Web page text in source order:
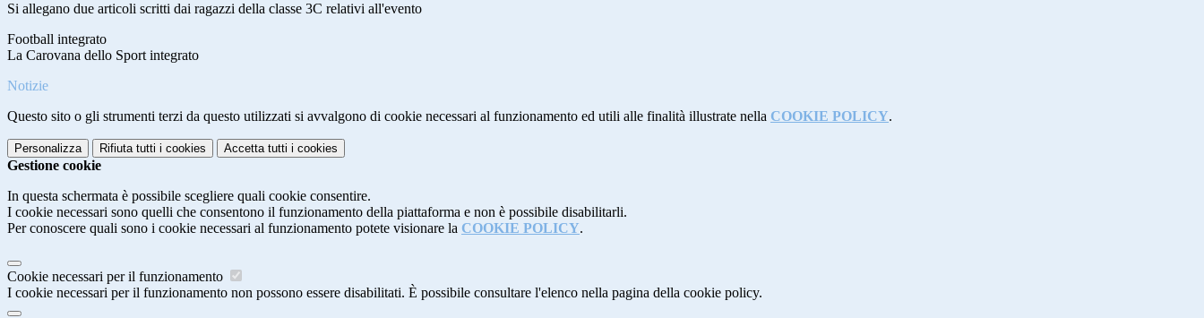
Si allegano due articoli scritti dai ragazzi della classe 3C relativi all'evento
Football integrato
La Carovana dello Sport integrato
Notizie
Questo sito o gli strumenti terzi da questo utilizzati si avvalgono di cookie necessari al funzionamento ed utili alle finalità illustrate nella COOKIE POLICY.
Personalizza Rifiuta tutti i cookies Accetta tutti i cookies
Gestione cookie
In questa schermata è possibile scegliere quali cookie consentire.
I cookie necessari sono quelli che consentono il funzionamento della piattaforma e non è possibile disabilitarli.
Per conoscere quali sono i cookie necessari al funzionamento potete visionare la COOKIE POLICY.
Cookie necessari per il funzionamento
I cookie necessari per il funzionamento non possono essere disabilitati. È possibile consultare l'elenco nella pagina della cookie policy.